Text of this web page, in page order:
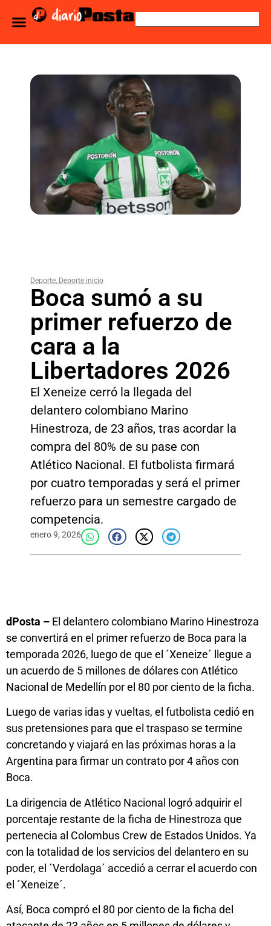
Deporte, Deporte inicio
Boca sumó a su
primer refuerzo de
cara a la
Libertadores 2026
El Xeneize cerró la llegada del
delantero colombiano Marino
Hinestroza, de 23 años, tras acordar la
compra del 80% de su pase con
Atlético Nacional. El futbolista firmará
por cuatro temporadas y será el primer
refuerzo para un semestre cargado de
competencia.
enero 9, 2026
dPosta – El delantero colombiano Marino Hinestroza
se convertirá en el primer refuerzo de Boca para la
temporada 2026, luego de que el ´Xeneize´ llegue a
un acuerdo de 5 millones de dólares con Atlético
Nacional de Medellín por el 80 por ciento de la ficha.
Luego de varias idas y vueltas, el futbolista cedió en
sus pretensiones para que el traspaso se termine
concretando y viajará en las próximas horas a la
Argentina para firmar un contrato por 4 años con
Boca.
La dirigencia de Atlético Nacional logró adquirir el
porcentaje restante de la ficha de Hinestroza que
pertenecia al Colombus Crew de Estados Unidos. Ya
con la totalidad de los servicios del delantero en su
poder, el ´Verdolaga´ accedió a cerrar el acuerdo con
el ´Xeneize´.
Así, Boca compró el 80 por ciento de la ficha del